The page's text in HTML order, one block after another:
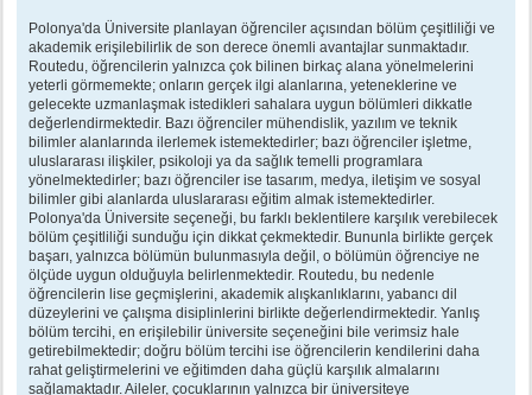
Polonya'da Üniversite planlayan öğrenciler açısından bölüm çeşitliliği ve
akademik erişilebilirlik de son derece önemli avantajlar sunmaktadır.
Routedu, öğrencilerin yalnızca çok bilinen birkaç alana yönelmelerini
yeterli görmemekte; onların gerçek ilgi alanlarına, yeteneklerine ve
gelecekte uzmanlaşmak istedikleri sahalara uygun bölümleri dikkatle
değerlendirmektedir. Bazı öğrenciler mühendislik, yazılım ve teknik
bilimler alanlarında ilerlemek istemektedirler; bazı öğrenciler işletme,
uluslararası ilişkiler, psikoloji ya da sağlık temelli programlara
yönelmektedirler; bazı öğrenciler ise tasarım, medya, iletişim ve sosyal
bilimler gibi alanlarda uluslararası eğitim almak istemektedirler.
Polonya'da Üniversite seçeneği, bu farklı beklentilere karşılık verebilecek
bölüm çeşitliliği sunduğu için dikkat çekmektedir. Bununla birlikte gerçek
başarı, yalnızca bölümün bulunmasıyla değil, o bölümün öğrenciye ne
ölçüde uygun olduğuyla belirlenmektedir. Routedu, bu nedenle
öğrencilerin lise geçmişlerini, akademik alışkanlıklarını, yabancı dil
düzeylerini ve çalışma disiplinlerini birlikte değerlendirmektedir. Yanlış
bölüm tercihi, en erişilebilir üniversite seçeneğini bile verimsiz hale
getirebilmektedir; doğru bölüm tercihi ise öğrencilerin kendilerini daha
rahat geliştirmelerini ve eğitimden daha güçlü karşılık almalarını
sağlamaktadır. Aileler, çocuklarının yalnızca bir üniversiteye